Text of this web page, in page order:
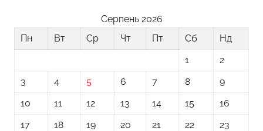
Серпень 2026
Пн
Вт Ср Чт Пт Сб
Нд
1
2
3
4 5 6 7 8
9
10
11 12 13 14 15
16
17
18 19 20 21 22
23